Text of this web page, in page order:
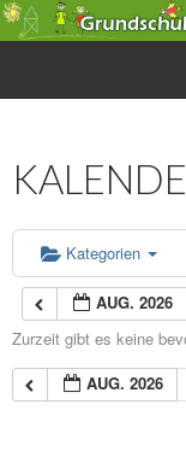
Kategorien
AUG. 2026
Zurzeit gibt es keine
AUG. 2026